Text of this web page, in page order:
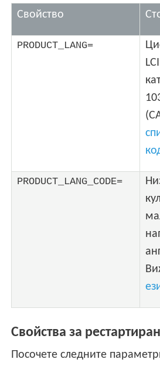
Свойство
PRODUCT_LANG=
PRODUCT_LANG_CODE=
Свойства за
Посочете следните